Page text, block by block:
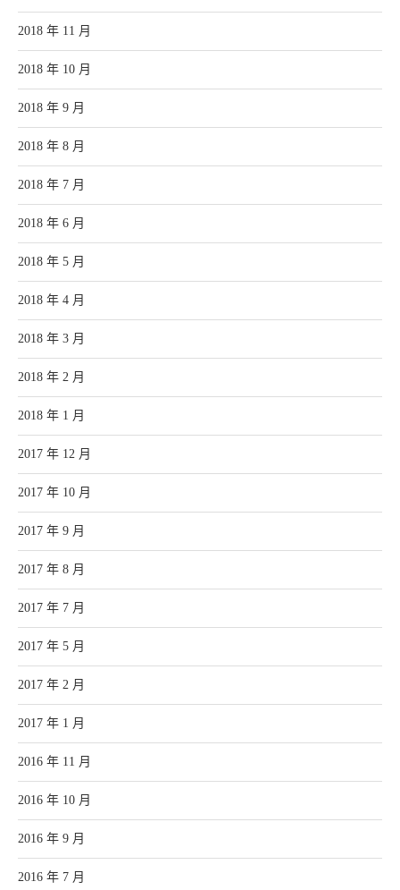
2018 年 11 月
2018 年 10 月
2018 年 9 月
2018 年 8 月
2018 年 7 月
2018 年 6 月
2018 年 5 月
2018 年 4 月
2018 年 3 月
2018 年 2 月
2018 年 1 月
2017 年 12 月
2017 年 10 月
2017 年 9 月
2017 年 8 月
2017 年 7 月
2017 年 5 月
2017 年 2 月
2017 年 1 月
2016 年 11 月
2016 年 10 月
2016 年 9 月
2016 年 7 月